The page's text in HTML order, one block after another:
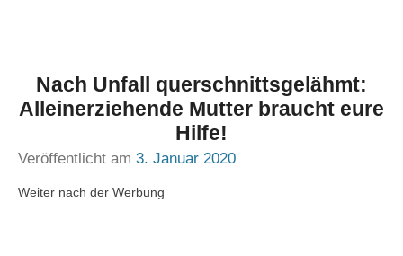
Nach Unfall querschnittsgelähmt:
Alleinerziehende Mutter braucht eure
Hilfe!
Veröffentlicht am 3. Januar 2020
Weiter nach der Werbung